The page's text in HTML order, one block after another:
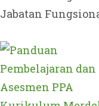
Jabatan